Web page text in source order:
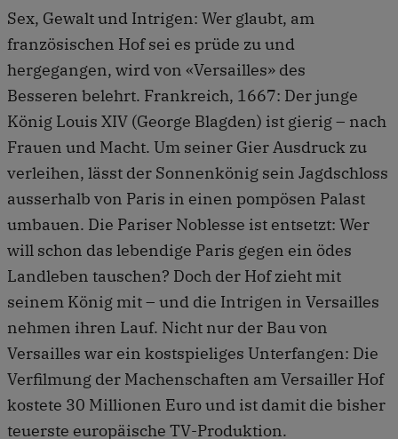
Sex, Gewalt und Intrigen: Wer glaubt, am
französischen Hof sei es prüde zu und
hergegangen, wird von «Versailles» des
Besseren belehrt. Frankreich, 1667: Der junge
König Louis XIV (George Blagden) ist gierig – nach
Frauen und Macht. Um seiner Gier Ausdruck zu
verleihen, lässt der Sonnenkönig sein Jagdschloss
ausserhalb von Paris in einen pompösen Palast
umbauen. Die Pariser Noblesse ist entsetzt: Wer
will schon das lebendige Paris gegen ein ödes
Landleben tauschen? Doch der Hof zieht mit
seinem König mit – und die Intrigen in Versailles
nehmen ihren Lauf. Nicht nur der Bau von
Versailles war ein kostspieliges Unterfangen: Die
Verfilmung der Machenschaften am Versailler Hof
kostete 30 Millionen Euro und ist damit die bisher
teuerste europäische TV-Produktion.